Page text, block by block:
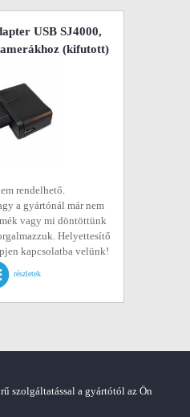
USB SJ4000,
(kifutott)
rendelhető.
a gyártónál már nem
vagy mi döntöttünk
Helyettesítő
kapcsolatba velünk!
részletek
szolgáltatással a gyártótól az Ön